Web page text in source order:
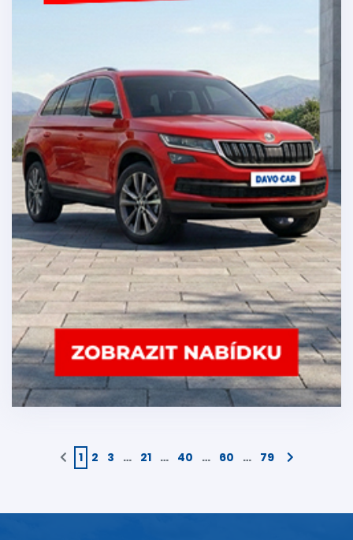
1 2 3 … 21 … 40 … 60 … 79